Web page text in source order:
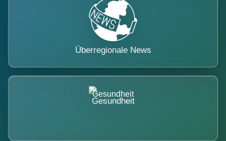
Überregionale News
Gesundheit